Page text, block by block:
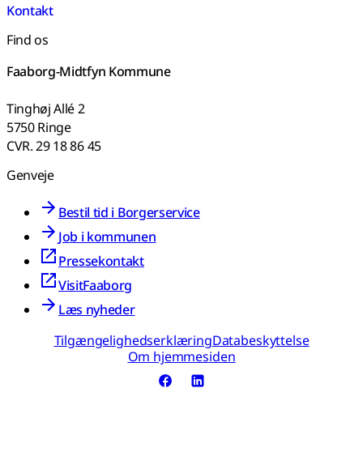
Kontakt
Find os
Faaborg-Midtfyn Kommune
Tinghøj Allé 2
5750 Ringe
CVR. 29 18 86 45
Genveje
Bestil tid i Borgerservice
Job i kommunen
Pressekontakt
VisitFaaborg
Læs nyheder
TilgængelighedserklæringDatabeskyttelse
Om hjemmesiden